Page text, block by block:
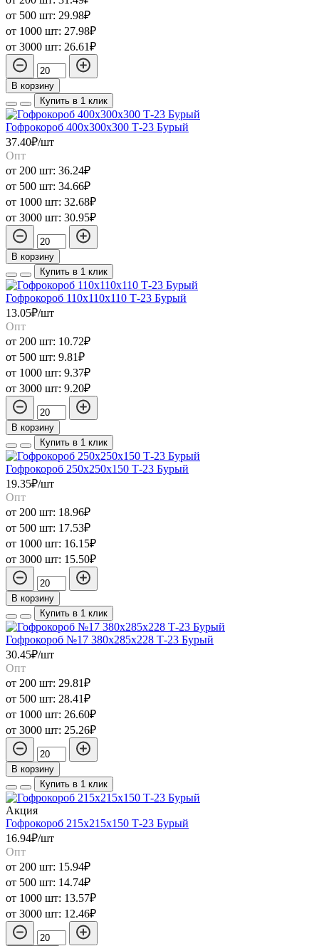
от 500 шт: 29.98₽
от 1000 шт: 27.98₽
от 3000 шт: 26.61₽
В корзину
Купить в 1 клик
Гофрокороб 400х300х300 Т-23 Бурый
37.40₽/шт
Опт
от 200 шт: 36.24₽
от 500 шт: 34.66₽
от 1000 шт: 32.68₽
от 3000 шт: 30.95₽
В корзину
Купить в 1 клик
Гофрокороб 110х110х110 Т-23 Бурый
13.05₽/шт
Опт
от 200 шт: 10.72₽
от 500 шт: 9.81₽
от 1000 шт: 9.37₽
от 3000 шт: 9.20₽
В корзину
Купить в 1 клик
Гофрокороб 250х250х150 Т-23 Бурый
19.35₽/шт
Опт
от 200 шт: 18.96₽
от 500 шт: 17.53₽
от 1000 шт: 16.15₽
от 3000 шт: 15.50₽
В корзину
Купить в 1 клик
Гофрокороб №17 380х285х228 Т-23 Бурый
30.45₽/шт
Опт
от 200 шт: 29.81₽
от 500 шт: 28.41₽
от 1000 шт: 26.60₽
от 3000 шт: 25.26₽
В корзину
Купить в 1 клик
Акция
Гофрокороб 215х215х150 Т-23 Бурый
16.94₽/шт
Опт
от 200 шт: 15.94₽
от 500 шт: 14.74₽
от 1000 шт: 13.57₽
от 3000 шт: 12.46₽